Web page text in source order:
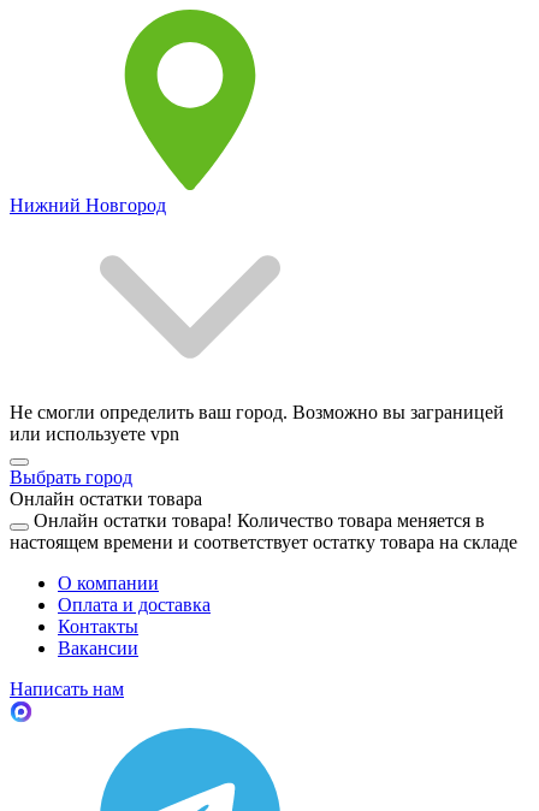
Нижний Новгород
Не смогли определить ваш город. Возможно вы заграницей
или используете vpn
Выбрать город
Онлайн остатки товара
Онлайн остатки товара! Количество товара меняется в
настоящем времени и соответствует остатку товара на складе
О компании
Оплата и доставка
Контакты
Вакансии
Написать нам